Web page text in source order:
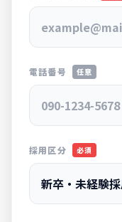
電話番号 任意
採用区分 必須